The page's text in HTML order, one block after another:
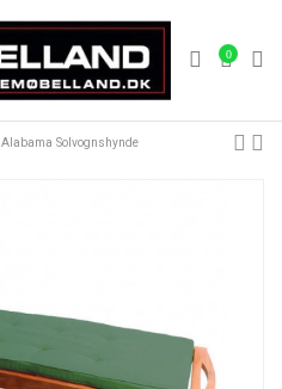
0
Alabama Solvognshynde